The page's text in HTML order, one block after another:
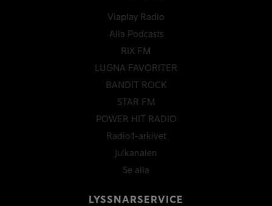
Viaplay Radio
Alla Podcasts
RIX FM
LUGNA FAVORITER
BANDIT ROCK
STAR FM
POWER HIT RADIO
Radio1-arkivet
Julkanalen
Se alla
LYSSNARSERVICE